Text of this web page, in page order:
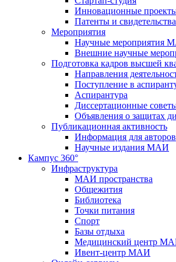
Инновационные
Патенты и свидетельства
Мероприятия
Научные мероприятия
Внешние научные
Подготовка кадров высшей
Направления
Поступление в
Аспирантура
Диссертационные
Объявления о защитах
Публикационная активность
Информация для авторов
Научные издания МАИ
Кампус 360°
Инфраструктура
МАИ пространства
Общежития
Библиотека
Точки питания
Спорт
Базы отдыха
Медицинский центр
Ивент-центр МАИ